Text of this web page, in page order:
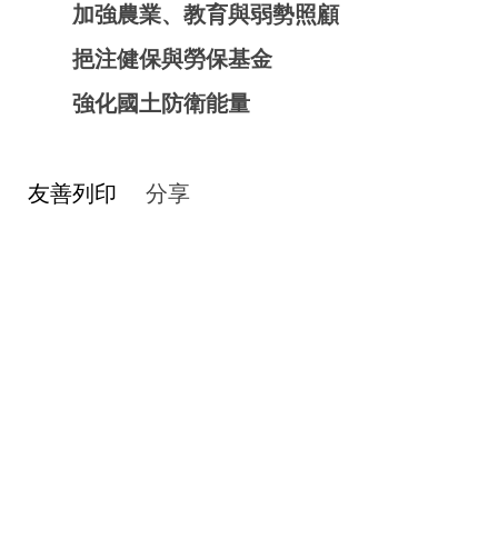
加強農業、教育與弱勢照顧
挹注健保與勞保基金
強化國土防衛能量
友善列印 分享